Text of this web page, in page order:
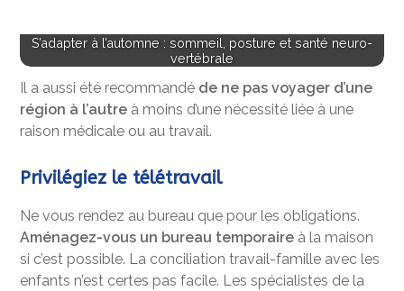
S’adapter à l’automne : sommeil, posture et santé neuro-
vertébrale
Il a aussi été recommandé de ne pas voyager d’une
région à l’autre à moins d’une nécessité liée à une
raison médicale ou au travail.
Privilégiez le télétravail
Ne vous rendez au bureau que pour les obligations.
Aménagez-vous un bureau temporaire à la maison
si c’est possible. La conciliation travail-famille avec les
enfants n’est certes pas facile. Les spécialistes de la